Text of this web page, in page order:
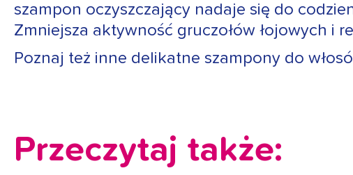
szampon oczyszczający nadaje się do
Zmniejsza aktywność gruczołów łojowych i
Poznaj też inne delikatne szampony do
Przeczytaj także: